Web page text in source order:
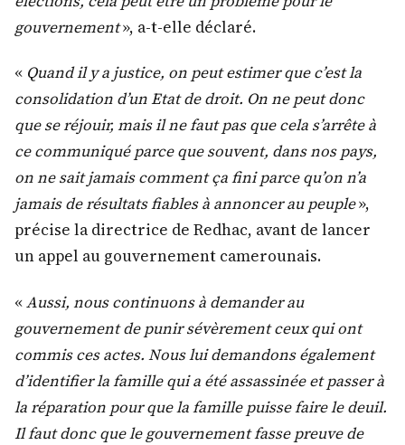
gouvernement», a-t-elle déclaré.
« Quand il y a justice, on peut estimer que c’est la
consolidation d’un Etat de droit. On ne peut donc
que se réjouir, mais il ne faut pas que cela s’arrête à
ce communiqué parce que souvent, dans nos pays,
on ne sait jamais comment ça fini parce qu’on n’a
jamais de résultats fiables à annoncer au peuple»,
précise la directrice de Redhac, avant de lancer
un appel au gouvernement camerounais.
«Aussi, nous continuons à demander au
gouvernement de punir sévèrement ceux qui ont
commis ces actes. Nous lui demandons également
d’identifier la famille qui a été assassinée et passer à
la réparation pour que la famille puisse faire le deuil.
Il faut donc que le gouvernement fasse preuve de